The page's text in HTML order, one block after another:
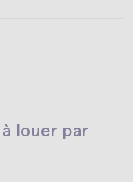
louer par